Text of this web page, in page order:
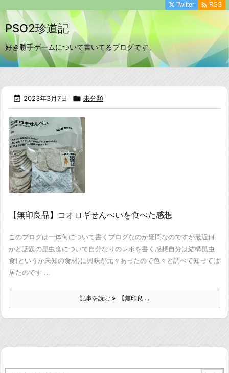
PSO2珍道記
好き勝手ゲームについて書いてるブログです。
Twitter  RSS
 2023年3月7日  未分類
【無印良品】コオロギせんべいを食べた感想
このブログは一体何について書くブログなのか疑問なのですが最近何
かと話題の昆虫食について自分なりのレポを書く 感想自分は結構昆虫
食(というか未知の食材)に興味が元々あったので色々と調べて知っては
居たのです ...
記事を読む 【無印良 ...